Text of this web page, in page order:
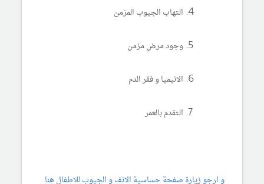
التهاب الجيوب المزمن
وجود مرض مزمن
الانيميا و فقر الدم
التقدم بالعمر
و ارجو زيارة صفحة حساسية الانف و الجيوب للاطفال هنا